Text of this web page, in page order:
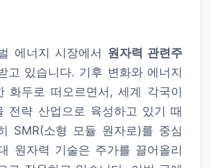
에너지 시장에서 원자력 관련주
고 있습니다. 기후 변화와 에너지
화두로 떠오르면서, 세계 각국이
전략 산업으로 육성하고 있기 때
SMR(소형 모듈 원자로)를 중심
원자력 기술은 주가를 끌어올리